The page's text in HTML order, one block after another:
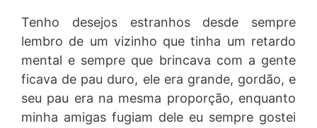
Tenho desejos estranhos desde sempre
lembro de um vizinho que tinha um retardo
mental e sempre que brincava com a gente
ficava de pau duro, ele era grande, gordão, e
seu pau era na mesma proporção, enquanto
minha amigas fugiam dele eu sempre gostei